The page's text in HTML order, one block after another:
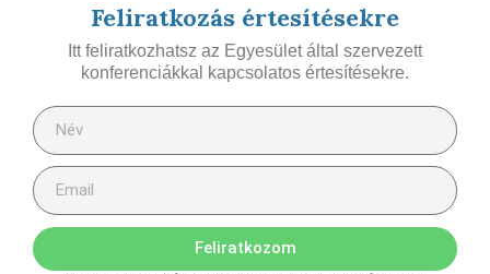
Feliratkozás értesítésekre
Itt feliratkozhatsz az Egyesület által szervezett
konferenciákkal kapcsolatos értesítésekre.
Feliratkozom